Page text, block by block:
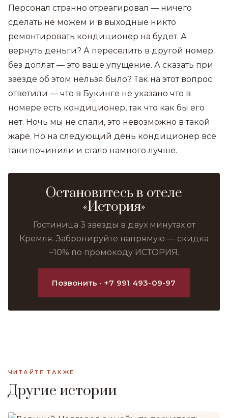
Персонал странно отреагировал — ничего
сделать не можем и в выходные никто
ремонтировать кондиционер на будет. А
вернуть деньги? А переселить в другой номер
без доплат — это ваше упущение. А сказать при
заезде об этом нельзя было? Так на этот вопрос
ответили — что в Букинге не указано что в
номере есть кондиционер, так что как бы его
нет. Ночь мы не спали, это невозможно в такой
жаре. Но на следующий день кондиционер все
таки починили и стало намного лучше.
Остановитесь в отеле
«История»
Гостиница 3 звезды в двух минутах от
Кремля. Забронируйте напрямую — скидка
−10% по промокоду ИСТОРИЯ.
Позвонить · +7 991 493-09-97
ЧИТАЙТЕ ТАКЖЕ
Другие истории